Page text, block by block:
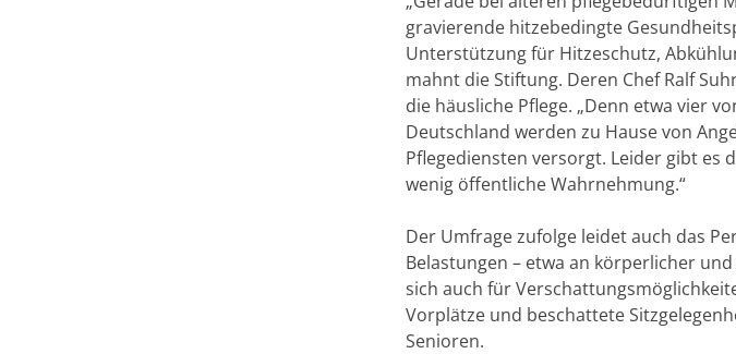
gravierende hitzebedingte
Unterstützung für Hitzeschutz,
mahnt die Stiftung. Deren Chef Ralf
die häusliche Pflege. „Denn etwa vier
Deutschland werden zu Hause von
Pflegediensten versorgt. Leider gibt es
wenig öffentliche Wahrnehmung.“
Der Umfrage zufolge leidet auch das
Belastungen – etwa an körperlicher
sich auch für
Vorplätze und beschattete
Senioren.